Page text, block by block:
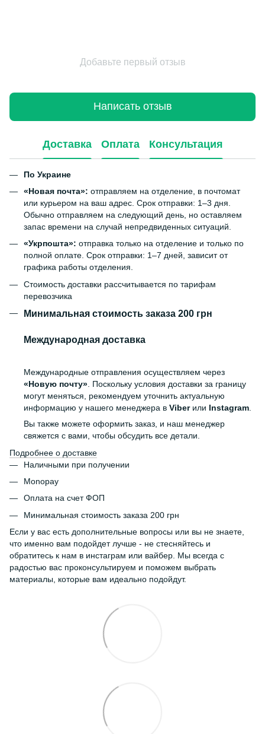
Добавьте первый отзыв
Написать отзыв
Доставка Оплата Консультация
По Украине
«Новая почта»: отправляем на отделение, в почтомат
или курьером на ваш адрес. Срок отправки: 1–3 дня.
Обычно отправляем на следующий день, но оставляем
запас времени на случай непредвиденных ситуаций.
«Укрпошта»: отправка только на отделение и только по
полной оплате. Срок отправки: 1–7 дней, зависит от
графика работы отделения.
Стоимость доставки рассчитывается по тарифам
перевозчика
Минимальная стоимость заказа 200 грн
Международная доставка
Международные отправления осуществляем через
«Новую почту» . Поскольку условия доставки за границу
могут меняться, рекомендуем уточнить актуальную
информацию у нашего менеджера в Viberили Instagram
Вы также можете оформить заказ, и наш менеджер
свяжется с вами, чтобы обсудить все детали.
Подробнее о доставке
Наличными при получении
Monopay
Оплата на счет ФОП
Минимальная стоимость заказа 200 грн
Если у вас есть дополнительные вопросы или вы не знаете,
что именно вам подойдет лучше - не стесняйтесь и
обратитесь к нам в инстаграм или вайбер. Мы всегда с
радостью вас проконсультируем и поможем выбрать
материалы, которые вам идеально подойдут.